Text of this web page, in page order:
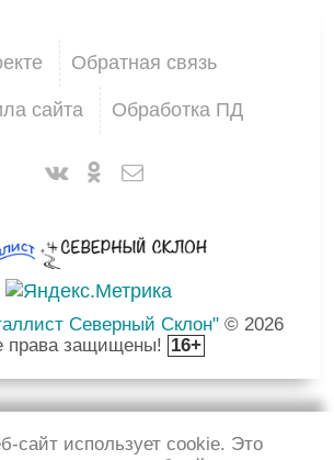
Обратная связь
сайта Обработка ПД
Северный Склон"© 2026
права защищены! 16+
сайт использует cookie. Это